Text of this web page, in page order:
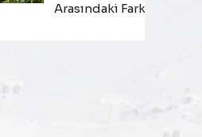
Arasındaki Fark